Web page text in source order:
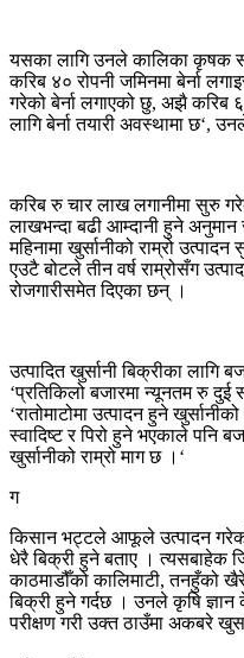
यसका लागि उनले कालिका कृषक
करिब ४० रोपनी जमिनमा बेर्ना
गरेको बेर्ना लगाएको छु, अझै करिब
लागि बेर्ना तयारी अवस्थामा छ‘,
करिब रु चार लाख लगानीमा सुरु
लाखभन्दा बढी आम्दानी हुने
महिनामा खुर्सानीको राम्रो
एउटै बोटले तीन वर्ष राम्रोसँग
रोजगारीसमेत दिएका छन् ।
उत्पादित खुर्सानी बिक्रीका
‘प्रतिकिलो बजारमा न्यूनतम रु
‘रातोमाटोमा उत्पादन हुने
स्वादिष्ट र पिरो हुने भएकाले पनि
खुर्सानीको राम्रो माग छ । ‘
ग
किसान भट्टले आफूले उत्पादन गरेको
धेरै बिक्री हुने बताए । त्यसबाहेक
काठमाडौँको कालिमाटी,तनहुँको
बिक्री हुने गर्दछ । उनले कृषि ज्ञान
परीक्षण गरी उक्त ठाउँमा अकबरे